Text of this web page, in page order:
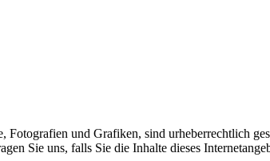
Fotografien und Grafiken, sind urheberrechtlich
Sie uns, falls Sie die Inhalte dieses